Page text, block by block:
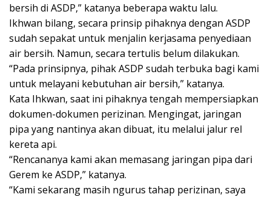
bersih di ASDP,” katanya beberapa waktu lalu.
Ikhwan bilang, secara prinsip pihaknya dengan ASDP
sudah sepakat untuk menjalin kerjasama penyediaan
air bersih. Namun, secara tertulis belum dilakukan.
“Pada prinsipnya, pihak ASDP sudah terbuka bagi kami
untuk melayani kebutuhan air bersih,” katanya.
Kata Ihkwan, saat ini pihaknya tengah mempersiapkan
dokumen-dokumen perizinan. Mengingat, jaringan
pipa yang nantinya akan dibuat, itu melalui jalur rel
kereta api.
“Rencananya kami akan memasang jaringan pipa dari
Gerem ke ASDP,” katanya.
“Kami sekarang masih ngurus tahap perizinan, saya